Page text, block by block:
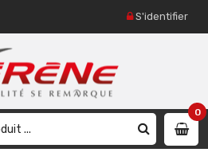
S'identifier
0